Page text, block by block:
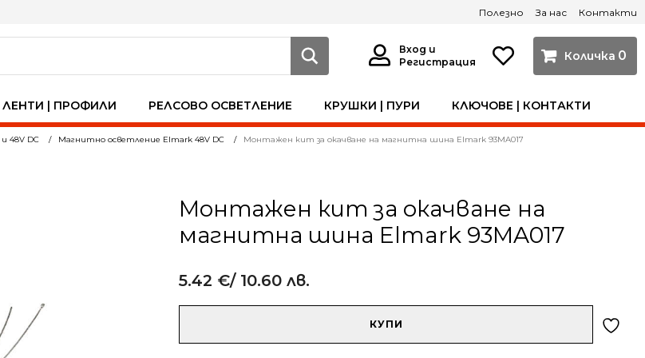
ЛЕНТИ | ПРОФИЛИ РЕЛСОВО ОСВЕТЛЕНИЕ КРУШКИ | ПУРИ КЛЮЧОВЕ | КОНТАКТИ
0
Вход и
Регистрация
Полезно За нас Контакти
48V DC Магнитно осветление Elmark 48V DC Монтажен кит за окачване на магнитна шина Elmark 93MA017
Монтажен кит за окачване на
магнитна шина Elmark 93MA017
5.42 €/ 10.60 лв.
КУПИ